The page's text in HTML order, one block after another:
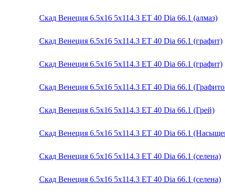
Скад Венеция 6.5x16 5x114.3 ET 40 Dia 66.1 (алмаз)
Скад Венеция 6.5x16 5x114.3 ET 40 Dia 66.1 (графит)
Скад Венеция 6.5x16 5x114.3 ET 40 Dia 66.1 (графит)
Скад Венеция 6.5x16 5x114.3 ET 40 Dia 66.1
Скад Венеция 6.5x16 5x114.3 ET 40 Dia 66.1 (Грей)
Скад Венеция 6.5x16 5x114.3 ET 40 Dia 66.1
Скад Венеция 6.5x16 5x114.3 ET 40 Dia 66.1 (селена)
Скад Венеция 6.5x16 5x114.3 ET 40 Dia 66.1 (селена)